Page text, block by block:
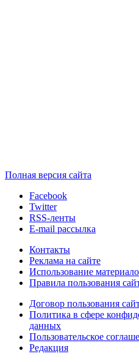
Полная версия сайта
Facebook
Twitter
RSS-ленты
E-mail рассылка
Контакты
Реклама на сайте
Использование
Правила пользования
Договор пользования
Политика в сфере
данных
Пользовательское
Редакция